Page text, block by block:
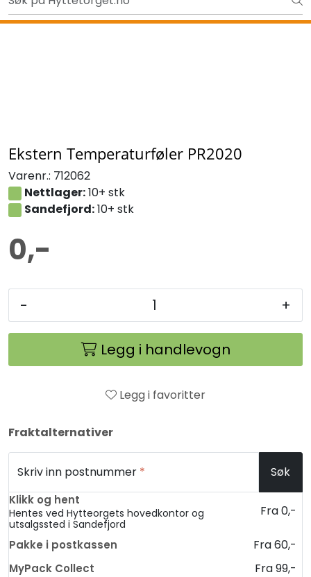
Skip to main contentUt på tur i sommer? Sjekk her først
Ekstern Temperaturføler PR2020
Varenr.: 712062
Nettlager:10+ stk
Sandefjord:10+ stk
0,-
- +
Legg i handlevogn
Legg i favoritter
Fraktalternativer
Skriv inn postnummer * Søk
Klikk og hent
Hentes ved Hytteorgets hovedkontor og
utsalgssted i Sandefjord
Fra 0,-
Pakke i postkassen Fra 60,-
MyPack Collect Fra 99,-
Tilbake